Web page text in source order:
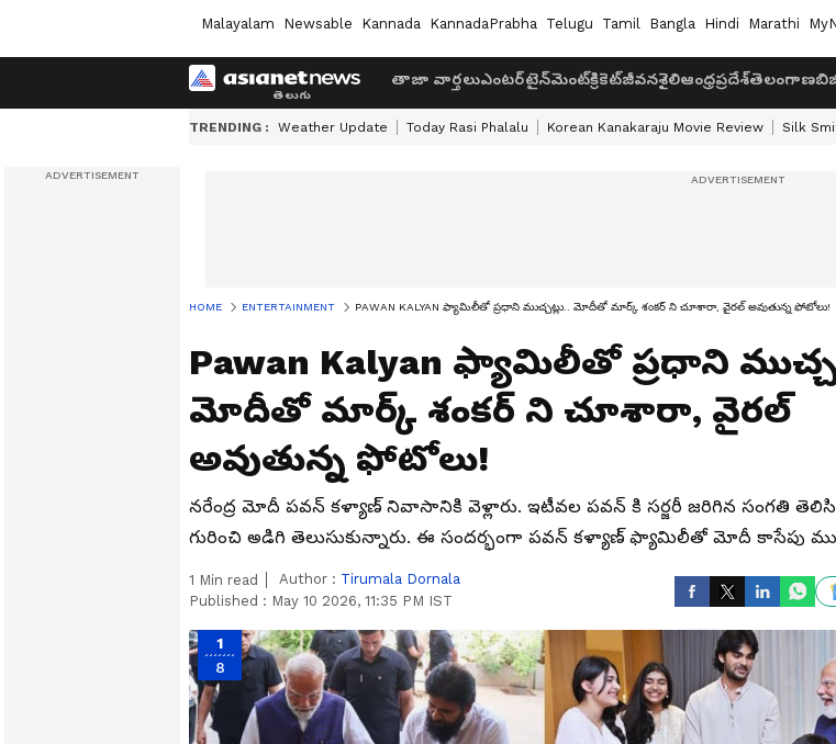
Malayalam Newsable Kannada KannadaPrabha Telugu Tamil Bangla Hindi Marathi
తాజా వార్తలుఎంటర్‌టైన్‌మెంట్క్రికెట్జీవనశైలిఆంధ్రప్రదేశ్తెలంగాణ
TRENDING : Weather Update Today Rasi Phalalu Korean Kanakaraju Movie Review Silk
HOME ENTERTAINMENT PAWAN KALYAN ఫ్యామిలీతో ప్రధాని ముచ్చట్లు.. మోదీతో మార్క్ శంకర్ ని చూశారా, వైరల్ అవుతున్న ఫోటోలు!
Pawan Kalyan ఫ్యామిలీతో ప్రధాని
మోదీతో మార్క్ శంకర్ ని చూశారా, వైరల్
అవుతున్న ఫోటోలు!
నరేంద్ర మోదీ పవన్ కళ్యాణ్ నివాసానికి వెళ్లారు. ఇటీవల పవన్ కి సర్జరీ జరిగిన సంగతి
గురించి అడిగి తెలుసుకున్నారు. ఈ సందర్భంగా పవన్ కళ్యాణ్ ఫ్యామిలీతో మోదీ కాసేపు
1 Min read Author : Tirumala Dornala
Published : May 10 2026, 11:35 PM IST
1
8